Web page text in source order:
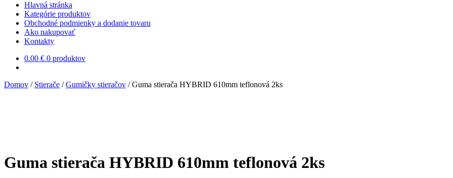
Hlavná stránka
Kategórie produktov
Obchodné podmienky a dodanie tovaru
Ako nakupovať
Kontakty
0.00 € 0 produktov
Domov / Stierače /Gumičky stieračov /Guma stierača HYBRID 610mm teflonová 2ks
Guma stierača HYBRID 610mm teflonová 2ks